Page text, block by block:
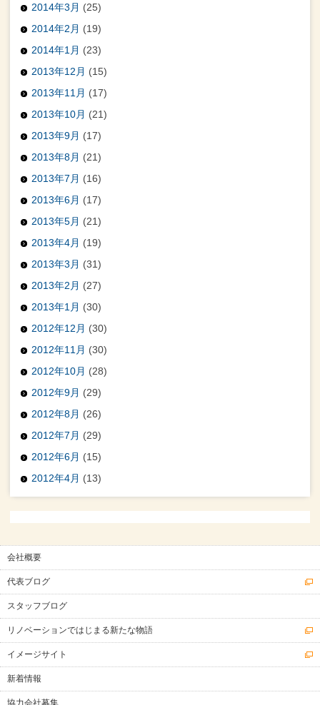
2014年3月 (25)
2014年2月 (19)
2014年1月 (23)
2013年12月 (15)
2013年11月 (17)
2013年10月 (21)
2013年9月 (17)
2013年8月 (21)
2013年7月 (16)
2013年6月 (17)
2013年5月 (21)
2013年4月 (19)
2013年3月 (31)
2013年2月 (27)
2013年1月 (30)
2012年12月 (30)
2012年11月 (30)
2012年10月 (28)
2012年9月 (29)
2012年8月 (26)
2012年7月 (29)
2012年6月 (15)
2012年4月 (13)
会社概要
代表ブログ
スタッフブログ
リノベーションではじまる新たな物語
イメージサイト
新着情報
協力会社募集